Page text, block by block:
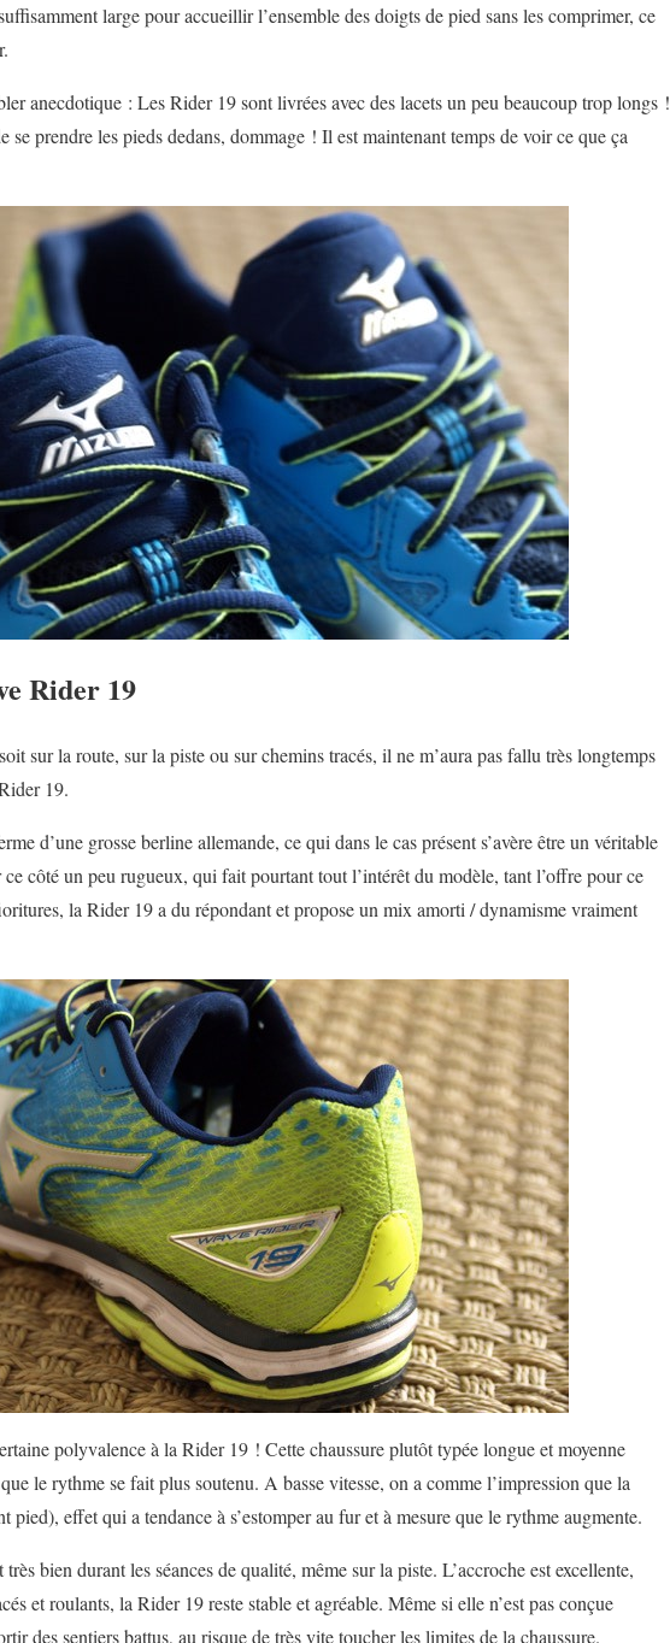
large pour accueillir l’ensemble des doigts de pied sans les comprimer, ce
anecdotique : Les Rider 19 sont livrées avec des lacetsun peu beaucoup trop longs !
prendre les pieds dedans, dommage ! Il est maintenant temps de voir ce que ça
Rider 19
sur la route, sur la piste ou sur chemins tracés, il ne m’aura pas fallu très longtemps
19.
d’une grosse berline allemande, ce qui dans le cas présent s’avère être un véritable
côté un peu rugueux, qui fait pourtant tout l’intérêt du modèle, tant l’offre pour ce
la Rider 19 a du répondant et propose un mix amorti / dynamisme vraiment
polyvalence à la Rider 19 ! Cette chaussure plutôt typée longue et moyenne
le rythme se fait plus soutenu. A basse vitesse, on a comme l’impression que la
pied), effet qui a tendance à s’estomper au fur et à mesure que le rythme augmente.
bien durant les séances de qualité, même sur la piste. L’accroche est excellente,
et roulants, la Rider 19 reste stable et agréable. Même si elle n’est pas conçue
des sentiers battus, au risque de très vite toucher les limites de la chaussure.